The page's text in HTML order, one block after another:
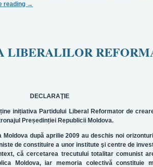
reading →
LIBERALILOR
DECLARAŢIE
ține inițiativa Partidului Liberal Reformatorde
Președinției Republicii Moldova.
după aprilie 2009 au deschis noi
de constituire a unor institute şi centre de
că cercetarea trecutului totalitar comunist
Moldova, iar memoria colectivă constituie